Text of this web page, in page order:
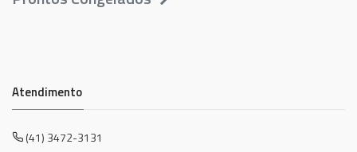
Atendimento
(41) 3472-3131